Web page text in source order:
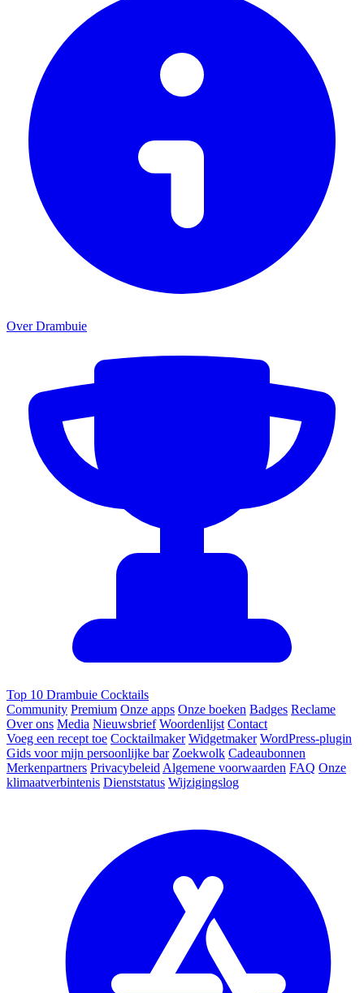
Over Drambuie
Top 10 Drambuie Cocktails
Community Premium Onze apps Onze boeken Badges Reclame
Over ons Media Nieuwsbrief Woordenlijst Contact
Voeg een recept toe Cocktailmaker Widgetmaker WordPress-plugin
Gids voor mijn persoonlijke bar Zoekwolk Cadeaubonnen
Merkenpartners Privacybeleid Algemene voorwaarden FAQ Onze
klimaatverbintenis Dienststatus Wijzigingslog